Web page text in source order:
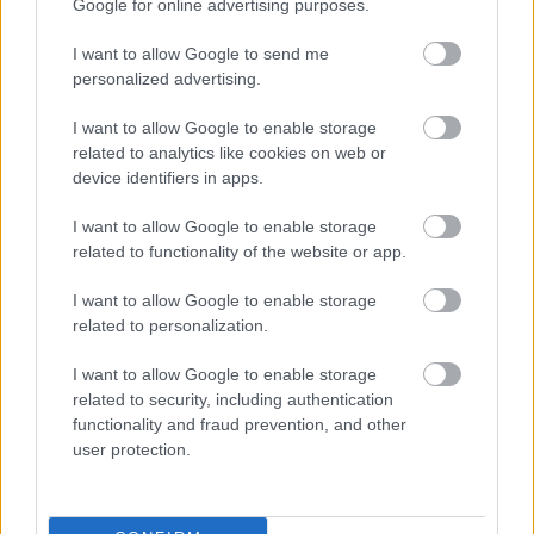
Google for online advertising purposes.
I want to allow Google to send me
personalized advertising.
I want to allow Google to enable storage
related to analytics like cookies on web or
device identifiers in apps.
I want to allow Google to enable storage
related to functionality of the website or app.
I want to allow Google to enable storage
related to personalization.
I want to allow Google to enable storage
related to security, including authentication
functionality and fraud prevention, and other
user protection.
bramkowe.
JKS Jasionów vs. Orzeł Milcza - relacja, wynik na żywo, transmisja
Wynik meczu JKS Jasionów - Orzeł Milcza znajdziesz na naszej stronie
zaraz po jego zakończeniu. Jeżeli szukasz informacji meczowych, zajrzyj
JKS Jasionów vs. Orzeł Milcza - wynik, składy, strzelcy
Jeżeli w internecie lub TV dostępna jest
albo innych spotkań Krosno > Klasa B, gr.
III na pewno znajdziesz takie informacje na naszym portalu. Możliwe
jednak, że nigdzie nie pojawi się stream online z tego pojedynku. Śledź
Asseco Resovia| Developres Rzeszów |ITA TOOLS Stal Mielec
Cellfast Wilki Krosno| Texom Stal Rzeszów|Stal Mielec
Motor Lublin|Stal Rzeszów| Stal Stalowa Wola|Wisła Kraków
Resovia|Wieczysta Kraków